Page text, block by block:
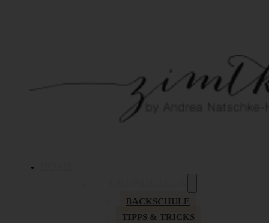
BACKSCHULE
TIPPS & TRICKS